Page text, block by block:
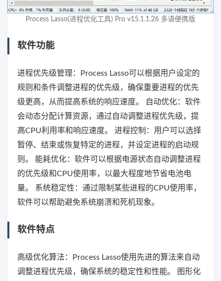
Process Lasso(进程优化工具) Pro v15.1.1.26 多语便携版
软件功能
进程优先级管理：Process Lasso可以根据用户设定的
规则和条件调整进程的优先级，确保重要进程的优先
级更高，从而提高系统的响应速度。 自动优化：软件
会动态分配计算资源，通过自动调整进程优先级，提
高CPU利用率和响应速度。 进程控制：用户可以选择
暂停、结束或恢复特定的进程，并设定进程的启动规
则。 能耗优化：软件可以根据电源状态自动调整进程
的优先级和CPU使用率，以最大程度地节省电池电
量。 系统稳定性：通过限制某些进程的CPU使用率，
软件可以帮助避免系统崩溃和死机现象。
软件特点
高级优化算法：Process Lasso使用先进的算法来自动
调整进程优先级，确保系统的稳定性和性能。 图形化